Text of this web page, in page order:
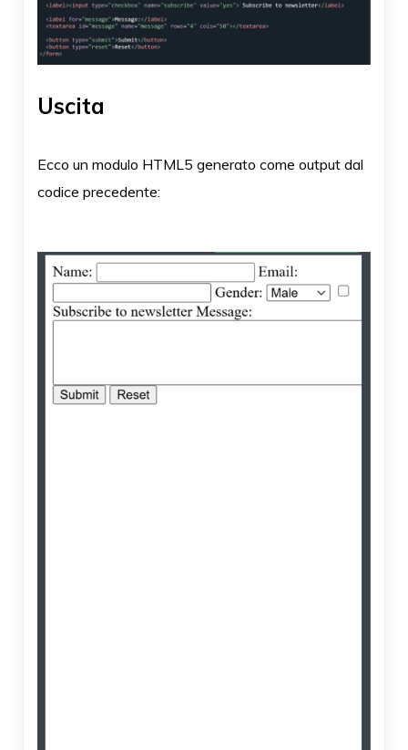
Uscita
Ecco un modulo HTML5 generato come output dal
codice precedente: